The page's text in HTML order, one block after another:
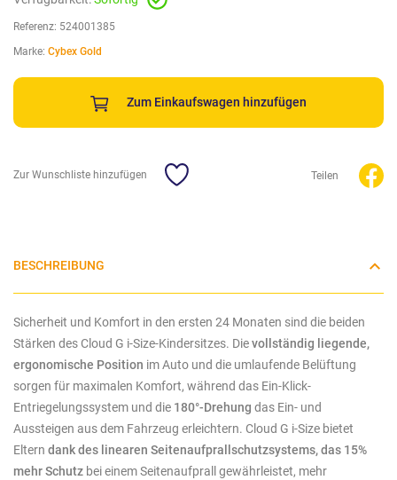
Referenz: 524001385
Marke: Cybex Gold
Zum Einkaufswagen hinzufügen
Zur Wunschliste hinzufügen Teilen
BESCHREIBUNG
Sicherheit und Komfort in den ersten 24 Monaten sind die beiden
Stärken des Cloud G i-Size-Kindersitzes. Dievollständig liegende,
ergonomische Position im Auto und die umlaufende Belüftung
sorgen für maximalen Komfort, während das Ein-Klick-
Entriegelungssystem und die 180°-Drehung das Ein- und
Aussteigen aus dem Fahrzeug erleichtern. Cloud G i-Size bietet
Eltern dank des linearen Seitenaufprallschutzsystems, das 15%
mehr Schutz bei einem Seitenaufprall gewährleistet, mehr